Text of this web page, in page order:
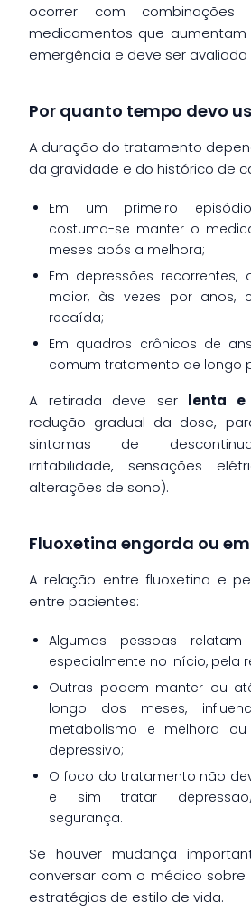
ocorrer com combinações
medicamentos que aumentam
emergência e deve ser
Por quanto tempo devo
A duração do tratamento
da gravidade e do histórico de
Em um primeiro
costuma-se manter o
meses após a melhora;
Em depressões
maior, às vezes por anos,
recaída;
Em quadros crônicos de
comum tratamento de longo
A retirada deve ser lenta e
redução gradual da dose,
sintomas de
irritabilidade, sensações
alterações de sono).
Fluoxetina engorda ou
A relação entre fluoxetina e
entre pacientes:
Algumas pessoas
especialmente no início, pela
Outras podem manter ou
longo dos meses,
metabolismo e melhora
depressivo;
O foco do tratamento não
e sim tratar
segurança.
Se houver mudança
conversar com o médico sobre
estratégias de estilo de vida.